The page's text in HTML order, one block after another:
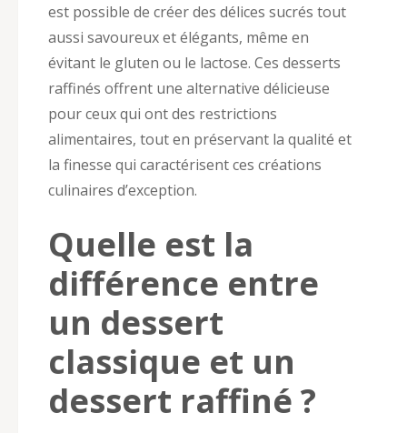
est possible de créer des délices sucrés tout
aussi savoureux et élégants, même en
évitant le gluten ou le lactose. Ces desserts
raffinés offrent une alternative délicieuse
pour ceux qui ont des restrictions
alimentaires, tout en préservant la qualité et
la finesse qui caractérisent ces créations
culinaires d’exception.
Quelle est la
différence entre
un dessert
classique et un
dessert raffiné ?